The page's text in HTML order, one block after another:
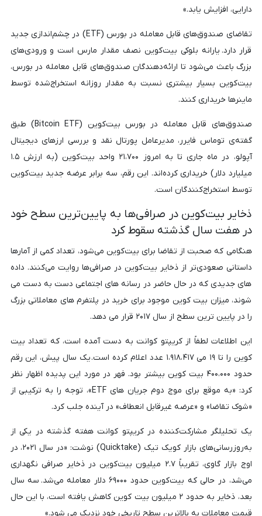
دارایی، افزایش یابد.»
تقاضای صندوق‌های قابل معامله در بورس (ETF) در چشم‌اندازی جدید
قرار دارد. یارانه بلوکی بیت‌کوین نصف مقدار مارس است و ورودی‌های
بزرگ باعث می‌شود تا ارائه‌دهندگان صندوق‌های قابل معامله در بورس،
بیت‌کوین بسیار بیشتری نسبت به مقدار روزانه استخراج‌شده توسط
ماینرها خریداری کنند.
صندوق‌های قابل معامله در بورس بیت‌کوین (Bitcoin ETF) طبق
گفته‌ی توماس فایرر، مدیرعامل پورتال نقد و بررسی ارزهای دیجیتال
آپولو، در ماه جاری تا به امروز ۲۱،۷۰۰ واحد بیت‌کوین (به ارزش ۱.۵
میلیارد دلار) خریداری کرده‌اند. این رقم، سه برابر عرضه جدید بیت‌کوین
توسط استخراج‌کنندگان است.
ذخایر بیت‌کوین در صرافی‌ها به پایین‌ترین سطح خود
در هفت سال گذشته سقوط کرد
هنگامی که صحبت از تقاضا برای بیت‌کوین می‌شود، تعداد کمی از آمارها
داستانی صعودی‌تر از ذخایر بیت‌کوین در صرافی‌ها روایت می‌کنند. داده
های جدیدی که در حال حاضر در رسانه های اجتماعی دست به دست می
شوند، میزان بیت کوین موجود برای خرید در پلتفرم های معاملاتی بزرگ
را در پایین ترین سطح از سال ۲۰۱۷ قرار می دهد.
این اطلاعات لطفاً از کریپتو کوانت به دست آمده است، که تعداد بیت
کوین را تا ۱۹ می ۱،۹۱۸،۴۱۷ عدد اعلام کرده است. یک سال پیش، این رقم
حدود ۴۰۰،۰۰۰ بیت کوین بیشتر بود. فهر در مورد این پدیده اظهار نظر
کرد: «به موقع برای موج دوم جریان های ETF»، توجه را به ترکیبی از
«شوک تقاضا» و «عرضه غیرقابل انعطاف» در آینده جلب کرد.
یک تحلیلگر مشارکت‌کننده در کریپتو کوانت هفته گذشته در یکی از
به‌روزرسانی‌های بازار کویک تیک (Quicktake) نوشت: «در سال ۲۰۲۱، در
اوج بازار گاوی، تقریباً ۲.۷ میلیون بیت‌کوین در ذخایر صرافی نگهداری
می‌شد، در حالی که بیت‌کوین حدود ۶۹۰۰۰ دلار معامله می‌شد. سه سال
بعد، ذخایر به حدود ۲ میلیون بیت کوین کاهش یافته است، با این حال
قیمت معاملات به بالاترین سطح تاریخی خود نزدیک می شود.»